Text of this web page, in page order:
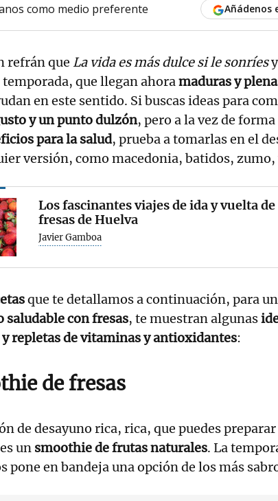
como medio preferente Añádenos
refrán que La vida es más dulce si le sonríes
temporada, que llegan ahoramaduras y
en este sentido. Si buscas ideas para
y un punto dulzón, pero a la vez de forma
para la salud, prueba a tomarlas en el
versión, como macedonia, batidos, zumo,
Los fascinantes viajes de ida y vuelta de
fresas de Huelva
Javier Gamboa
que te detallamos a continuación, para un
saludable con fresas, te muestran algunas
y repletas de vitaminas y antioxidantes:
de fresas
de desayuno rica, rica, que puedes preparar
es un smoothie de frutas naturales. La
pone en bandeja una opción de los más